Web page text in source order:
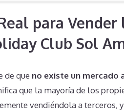
para Vender
Club Sol
de que no existe un mercado
que la mayoría de los
vendiéndola a terceros,